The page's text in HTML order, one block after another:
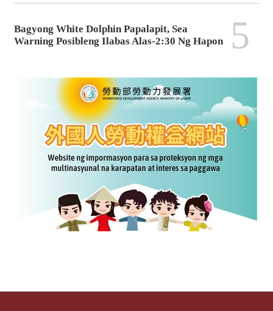
Bagyong White Dolphin Papalapit, Sea
Warning Posibleng Ilabas Alas-2:30 Ng Hapon
5